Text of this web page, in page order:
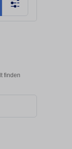
finden